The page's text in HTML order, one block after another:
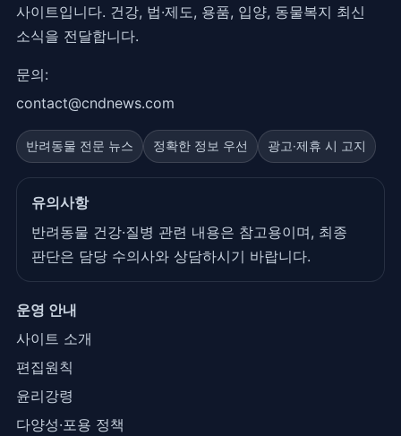
사이트입니다. 건강, 법·제도, 용품, 입양, 동물복지 최신
소식을 전달합니다.
문의:
contact@cndnews.com
반려동물 전문 뉴스 정확한 정보 우선 광고·제휴 시 고지
유의사항
반려동물 건강·질병 관련 내용은 참고용이며, 최종
판단은 담당 수의사와 상담하시기 바랍니다.
운영 안내
사이트 소개
편집원칙
윤리강령
다양성·포용 정책